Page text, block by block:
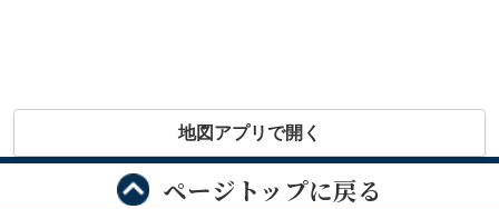
地図アプリで開く
ページトップに戻る